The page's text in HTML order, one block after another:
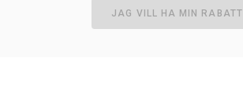
JAG VILL HA MIN RABATT